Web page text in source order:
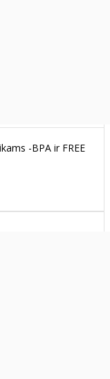
-BPA ir FREE